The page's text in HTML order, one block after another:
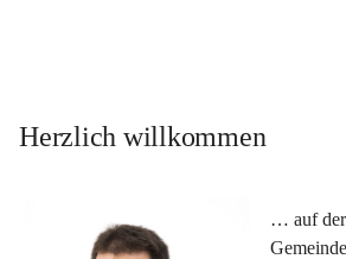
Herzlich willkommen
… auf der